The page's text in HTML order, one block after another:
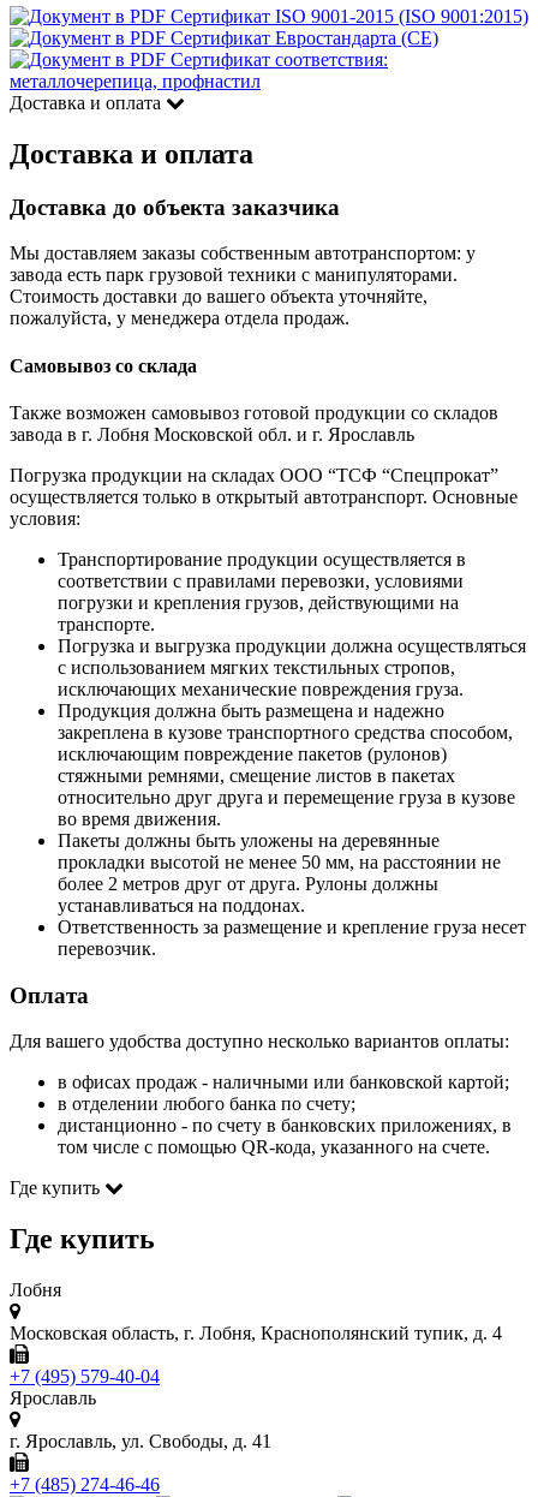
Сертификат ISO 9001-2015 (ISO 9001:2015)
Сертификат Евростандарта (CE)
Сертификат соответствия:
металлочерепица, профнастил
Доставка и оплата
Доставка и оплата
Доставка до объекта заказчика
Мы доставляем заказы собственным автотранспортом: у
завода есть парк грузовой техники с манипуляторами.
Стоимость доставки до вашего объекта уточняйте,
пожалуйста, у менеджера отдела продаж.
Самовывоз со склада
Также возможен самовывоз готовой продукции со складов
завода в г. Лобня Московской обл. и г. Ярославль
Погрузка продукции на складах ООО “ТСФ “Спецпрокат”
осуществляется только в открытый автотранспорт. Основные
условия:
Транспортирование продукции осуществляется в
соответствии с правилами перевозки, условиями
погрузки и крепления грузов, действующими на
транспорте.
Погрузка и выгрузка продукции должна осуществляться
с использованием мягких текстильных стропов,
исключающих механические повреждения груза.
Продукция должна быть размещена и надежно
закреплена в кузове транспортного средства способом,
исключающим повреждение пакетов (рулонов)
стяжными ремнями, смещение листов в пакетах
относительно друг друга и перемещение груза в кузове
во время движения.
Пакеты должны быть уложены на деревянные
прокладки высотой не менее 50 мм, на расстоянии не
более 2 метров друг от друга. Рулоны должны
устанавливаться на поддонах.
Ответственность за размещение и крепление груза несет
перевозчик.
Оплата
Для вашего удобства доступно несколько вариантов оплаты:
в офисах продаж - наличными или банковской картой;
в отделении любого банка по счету;
дистанционно - по счету в банковских приложениях, в
том числе с помощью QR-кода, указанного на счете.
Где купить
Где купить
Лобня
Московская область, г. Лобня, Краснополянский тупик, д. 4
+7 (495) 579-40-04
Ярославль
г. Ярославль, ул. Свободы, д. 41
+7 (485) 274-46-46